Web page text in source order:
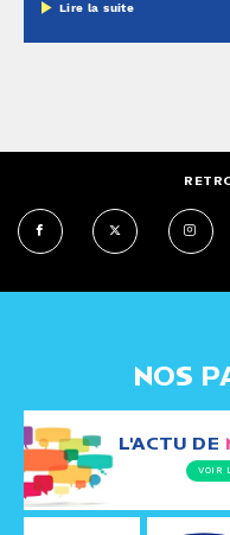
Lire la suite
NOS
L'ACTU DE
VOIR